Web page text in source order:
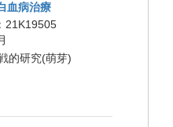
血病治療
21K19505
的研究(萌芽)